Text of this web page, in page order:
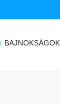
BAJNOKSÁGOK